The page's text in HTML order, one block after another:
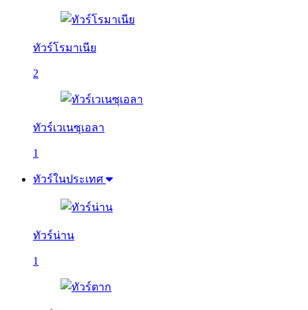
ทัวร์โรมาเนีย
2
ทัวร์เวเนซุเอลา
1
ทัวร์ในประเทศ
ทัวร์น่าน
1